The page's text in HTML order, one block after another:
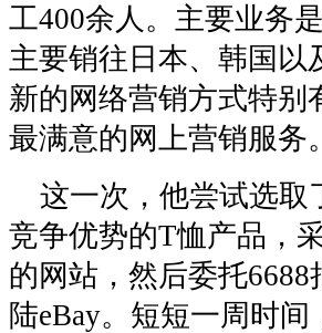
工400余人。主要业务
主要销往日本、韩国以
新的网络营销方式特别
最满意的网上营销服务。
这一次，他尝试选取
竞争优势的T恤产品，
的网站，然后委托
陆eBay。短短一周时